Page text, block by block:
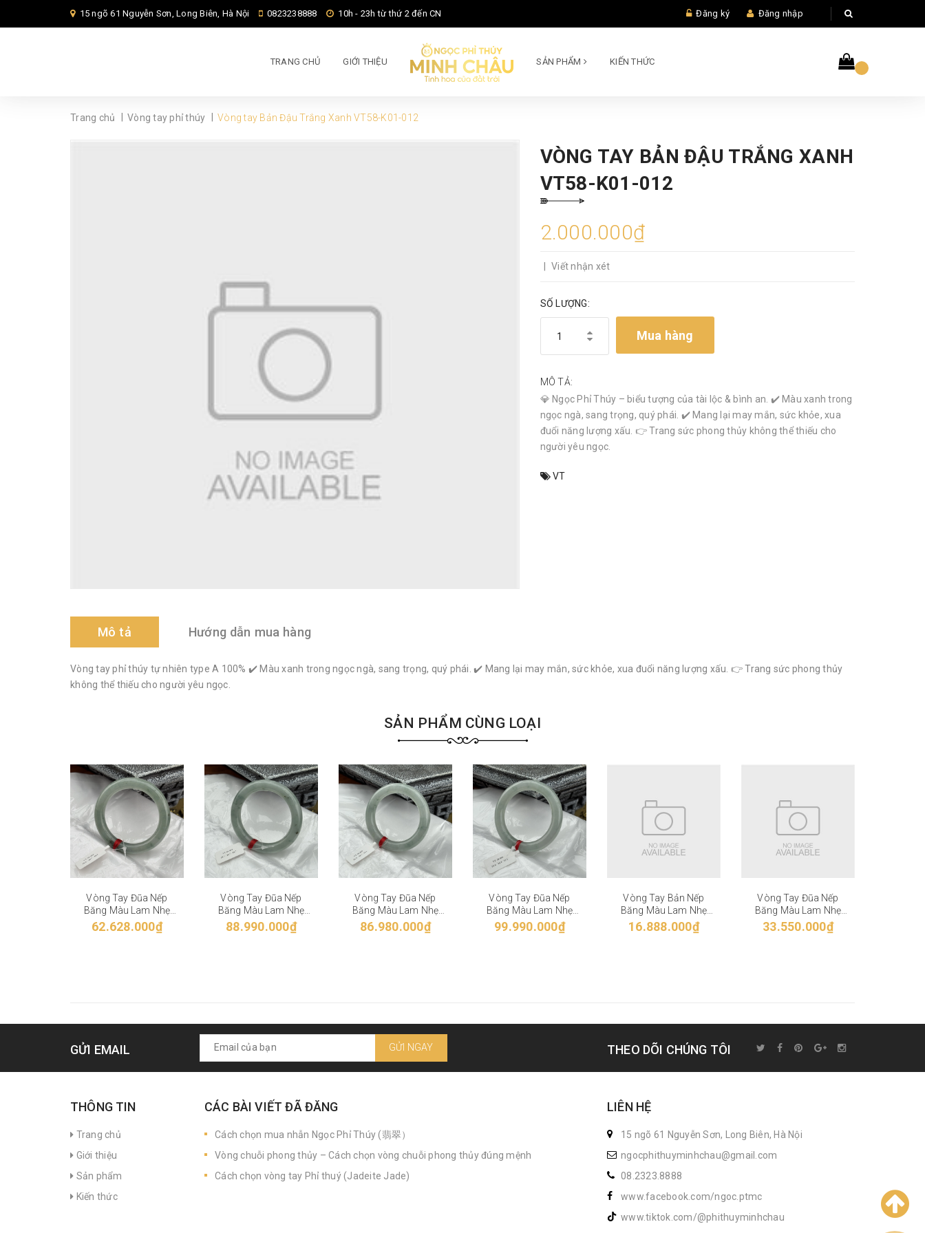
15 ngõ 61 Nguyễn Sơn, Long Biên, Hà Nội 0823238888 10h - 23h từ thứ 2 đến CN Đăng ký Đăng nhập
TRANG CHỦ GIỚI THIỆU SẢN PHẨM KIẾN THỨC
Trang chủ Vòng tay phỉ thúy Vòng tay Bản Đậu Trắng Xanh VT58-K01-012
VÒNG TAY BẢN ĐẬU TRẮNG XANH
VT58-K01-012
2.000.000₫
Viết nhận xét
SỐ LƯỢNG:
Mua hàng
MÔ TẢ:
💎 Ngọc Phỉ Thúy – biểu tượng của tài lộc & bình an. ✔️ Màu xanh trong
ngọc ngà, sang trọng, quý phái. ✔️ Mang lại may mắn, sức khỏe, xua
đuổi năng lượng xấu. 👉 Trang sức phong thủy không thể thiếu cho
người yêu ngọc.
VT
Mô tả Hướng dẫn mua hàng
Vòng tay phỉ thúy tự nhiên type A 100% ✔️ Màu xanh trong ngọc ngà, sang trọng, quý phái. ✔️ Mang lại may mắn, sức khỏe, xua đuổi năng lượng xấu. 👉 Trang sức phong thủy
không thể thiếu cho người yêu ngọc.
SẢN PHẨM CÙNG LOẠI
Vòng Tay Đũa Nếp
Băng Màu Lam Nhẹ
VT-28-004
62.628.000₫
Vòng Tay Đũa Nếp
Băng Màu Lam Nhẹ
VT-28-003
88.990.000₫
Vòng Tay Đũa Nếp
Băng Màu Lam Nhẹ
VT-28-002
86.980.000₫
Vòng Tay Đũa Nếp
Băng Màu Lam Nhẹ
VT-28-001
99.990.000₫
Vòng Tay Bản Nếp
Băng Màu Lam Nhẹ
VT-27-006
16.888.000₫
Vòng Tay Đũa Nếp
Băng Màu Lam Nhẹ
VT-27-005
33.550.000₫
GỬI EMAIL GỬI NGAY THEO DÕI CHÚNG TÔI
THÔNG TIN
Trang chủ
Giới thiệu
Sản phẩm
Kiến thức
CÁC BÀI VIẾT ĐÃ ĐĂNG
Cách chọn mua nhẫn Ngọc Phỉ Thúy (翡翠）
Vòng chuỗi phong thủy – Cách chọn vòng chuỗi phong thủy đúng mệnh
Cách chọn vòng tay Phỉ thuý (Jadeite Jade)
LIÊN HỆ
15 ngõ 61 Nguyễn Sơn, Long Biên, Hà Nội
ngocphithuyminhchau@gmail.com
08.2323.8888
www.facebook.com/ngoc.ptmc
www.tiktok.com/@phithuyminhchau